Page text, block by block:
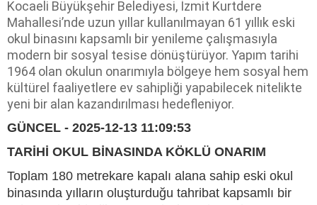
Kocaeli Büyükşehir Belediyesi, İzmit Kurtdere
Mahallesi’nde uzun yıllar kullanılmayan 61 yıllık eski
okul binasını kapsamlı bir yenileme çalışmasıyla
modern bir sosyal tesise dönüştürüyor. Yapım tarihi
1964 olan okulun onarımıyla bölgeye hem sosyal hem
kültürel faaliyetlere ev sahipliği yapabilecek nitelikte
yeni bir alan kazandırılması hedefleniyor.
GÜNCEL - 2025-12-13 11:09:53
TARİHİ OKUL BİNASINDA KÖKLÜ ONARIM
Toplam 180 metrekare kapalı alana sahip eski okul
binasında yılların oluşturduğu tahribat kapsamlı bir